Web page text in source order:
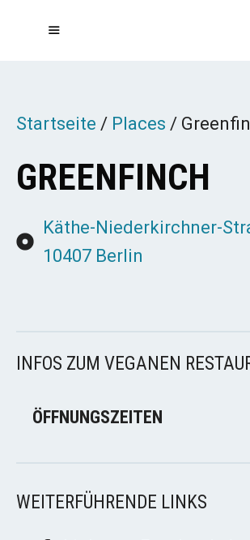
Startseite / Places /
GREENFINCH
Käthe-Niederkirchner-
10407 Berlin
INFOS ZUM VEGANEN
ÖFFNUNGSZEITEN
WEITERFÜHRENDE LINKS